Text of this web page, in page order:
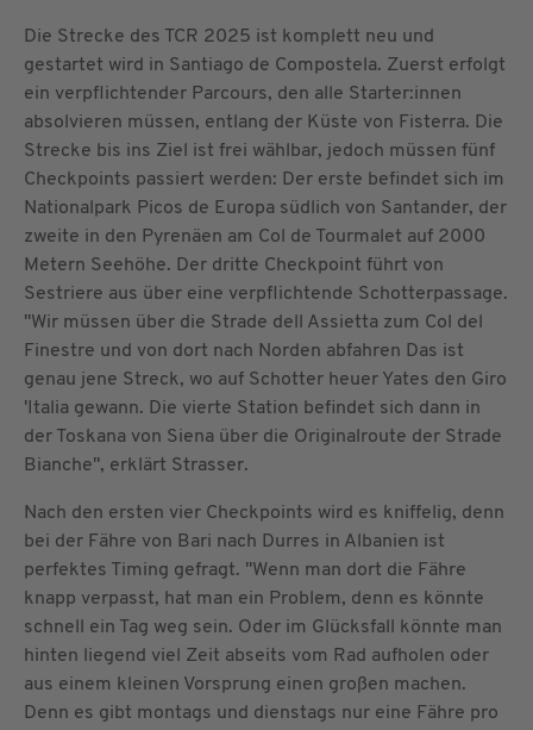
Die Strecke des TCR 2025 ist komplett neu und
gestartet wird in Santiago de Compostela. Zuerst erfolgt
ein verpflichtender Parcours, den alle Starter:innen
absolvieren müssen, entlang der Küste von Fisterra. Die
Strecke bis ins Ziel ist frei wählbar, jedoch müssen fünf
Checkpoints passiert werden: Der erste befindet sich im
Nationalpark Picos de Europa südlich von Santander, der
zweite in den Pyrenäen am Col de Tourmalet auf 2000
Metern Seehöhe. Der dritte Checkpoint führt von
Sestriere aus über eine verpflichtende Schotterpassage.
"Wir müssen über die Strade dell Assietta zum Col del
Finestre und von dort nach Norden abfahren Das ist
genau jene Streck, wo auf Schotter heuer Yates den Giro
'Italia gewann. Die vierte Station befindet sich dann in
der Toskana von Siena über die Originalroute der Strade
Bianche", erklärt Strasser.
Nach den ersten vier Checkpoints wird es kniffelig, denn
bei der Fähre von Bari nach Durres in Albanien ist
perfektes Timing gefragt. "Wenn man dort die Fähre
knapp verpasst, hat man ein Problem, denn es könnte
schnell ein Tag weg sein. Oder im Glücksfall könnte man
hinten liegend viel Zeit abseits vom Rad aufholen oder
aus einem kleinen Vorsprung einen großen machen.
Denn es gibt montags und dienstags nur eine Fähre pro